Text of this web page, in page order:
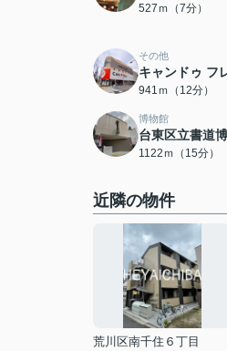
527ｍ（7分）
その他
キャンドゥ フ
941ｍ（12分）
博物館
台東区立書道
1122ｍ（15分）
近隣の物件
荒川区南千住６丁目